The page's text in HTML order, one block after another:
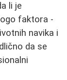
li je
faktora -
navika i
da se